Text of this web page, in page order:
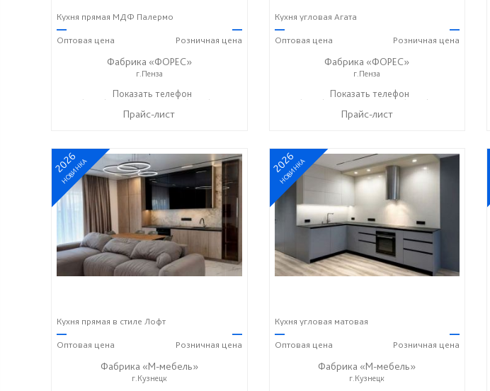
Кухня прямая МДФ Палермо
—
Оптовая цена
—
Розничная цена
Фабрика «ФОРЕС»
г.Пенза
+7 (8412) 73-85-16 ☎+7 (8412) 20-22-62
Показать телефон
Прайс-лист
Кухня угловая Агата
—
Оптовая цена
—
Розничная цена
Фабрика «ФОРЕС»
г.Пенза
+7 (8412) 73-85-16 ☎+7 (8412) 20-22-62
Показать телефон
Прайс-лист
2026
НОВИНКА
Кухня прямая в стиле Лофт
—
Оптовая цена
—
Розничная цена
Фабрика «М-мебель»
г.Кузнецк
2026
НОВИНКА
Кухня угловая матовая
—
Оптовая цена
—
Розничная цена
Фабрика «М-мебель»
г.Кузнецк